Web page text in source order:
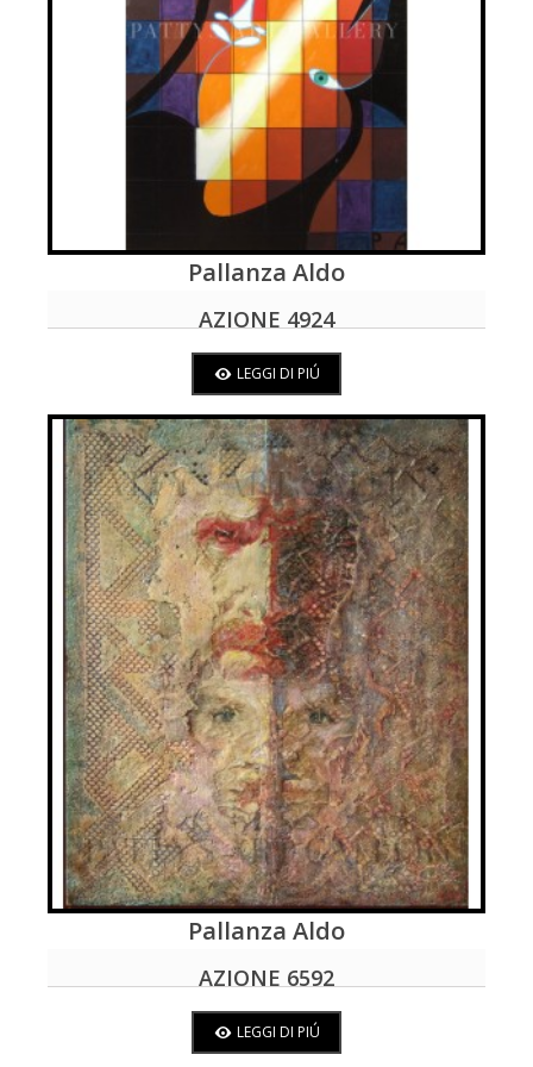
LEGGI DI PIÚ
Pallanza Aldo
AZIONE 4924
LEGGI DI PIÚ
LEGGI DI PIÚ
Pallanza Aldo
AZIONE 6592
LEGGI DI PIÚ